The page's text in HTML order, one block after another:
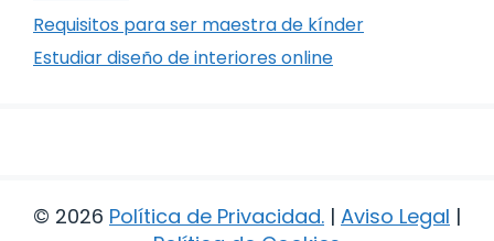
Requisitos para ser maestra de kínder
Estudiar diseño de interiores online
© 2026 Política de Privacidad. | Aviso Legal |